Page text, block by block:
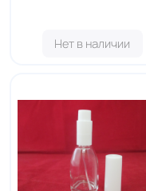
Нет в наличии